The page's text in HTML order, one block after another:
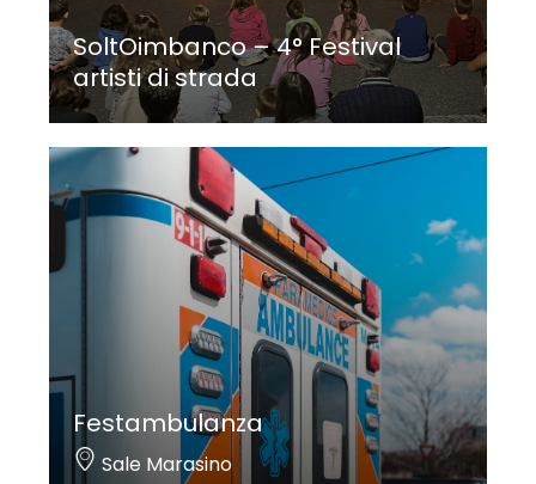
SoltOimbanco – 4° Festival
artisti di strada
Festambulanza
Sale Marasino